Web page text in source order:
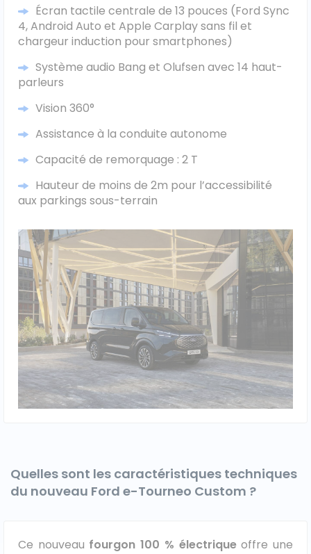
Iveco
Maxus
Nissan
Peugeot
Volkswagen
Véhicules 0 km
Tous les véhicules
Réservation véhicule
Financement utilitaire
Écran tactile centrale de 13 pouces (Ford Sync
4, Android Auto et Apple Carplay sans fil et
chargeur induction pour smartphones)
Système audio Bang et Olufsen avec 14 haut-
parleurs
Vision 360°
Assistance à la conduite autonome
Capacité de remorquage : 2 T
Hauteur de moins de 2m pour l’accessibilité
aux parkings sous-terrain
Quelles sont les caractéristiques techniques
du nouveau Ford e-Tourneo Custom ?
Ce nouveau fourgon 100 % électriqueoffre une